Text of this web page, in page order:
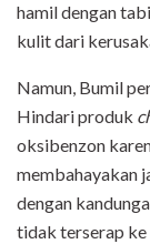
hamil dengan
kulit dari
Namun, Bumil
Hindari produk
oksibenzon
membahayakan
dengan
tidak terserap ke